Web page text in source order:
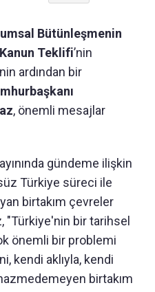
Bütünleşmenin
Teklifi’nin
ardından bir
, önemli mesajlar
gündeme ilişkin
Türkiye süreci ile
birtakım çevreler
"Türkiye'nin bir tarihsel
önemli bir problemi
kendi aklıyla, kendi
birtakım